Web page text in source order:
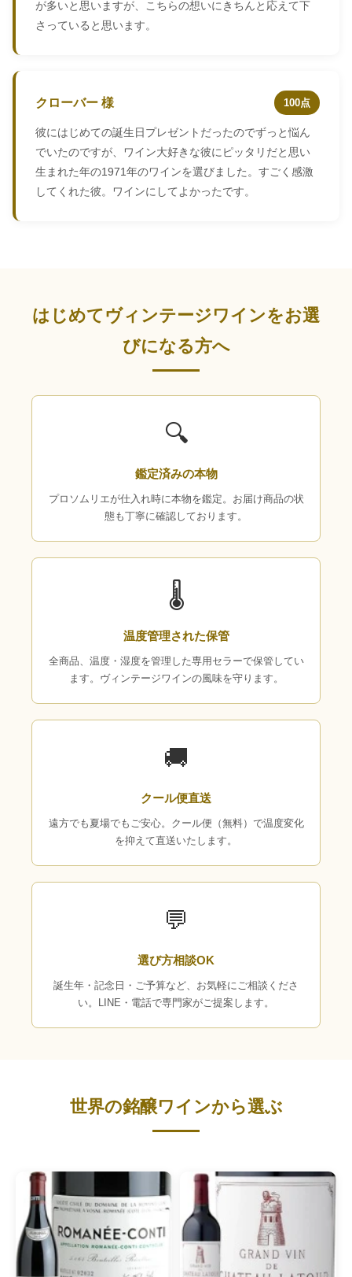
が多いと思いますが、こちらの想いにきちんと応えて下
さっていると思います。
クローバー 様 100点
彼にはじめての誕生日プレゼントだったのでずっと悩ん
でいたのですが、ワイン大好きな彼にピッタリだと思い
生まれた年の1971年のワインを選びました。すごく感激
してくれた彼。ワインにしてよかったです。
はじめてヴィンテージワインをお選
びになる方へ
🔍
鑑定済みの本物
プロソムリエが仕入れ時に本物を鑑定。お届け商品の状
態も丁寧に確認しております。
🌡
温度管理された保管
全商品、温度・湿度を管理した専用セラーで保管してい
ます。ヴィンテージワインの風味を守ります。
🚚
クール便直送
遠方でも夏場でもご安心。クール便（無料）で温度変化
を抑えて直送いたします。
💬
選び方相談OK
誕生年・記念日・ご予算など、お気軽にご相談くださ
い。LINE・電話で専門家がご提案します。
世界の銘醸ワインから選ぶ